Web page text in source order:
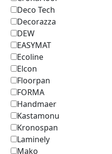
Deco Tech
Decorazza
DEW
EASYMAT
Ecoline
Elcon
Floorpan
FORMA
Handmaer
Kastamonu
Kronospan
Laminely
Mako